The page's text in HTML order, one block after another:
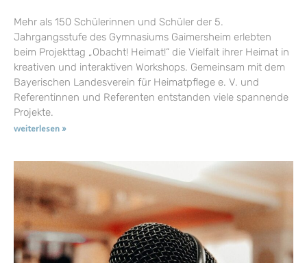
Mehr als 150 Schülerinnen und Schüler der 5.
Jahrgangsstufe des Gymnasiums Gaimersheim erlebten
beim Projekttag „Obacht! Heimat!“ die Vielfalt ihrer Heimat in
kreativen und interaktiven Workshops. Gemeinsam mit dem
Bayerischen Landesverein für Heimatpflege e. V. und
Referentinnen und Referenten entstanden viele spannende
Projekte.
weiterlesen »